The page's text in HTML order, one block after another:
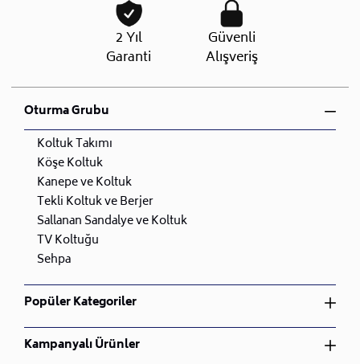
2 Yıl
Garanti
Güvenli
Alışveriş
Oturma Grubu
Koltuk Takımı
Köşe Koltuk
Kanepe ve Koltuk
Tekli Koltuk ve Berjer
Sallanan Sandalye ve Koltuk
TV Koltuğu
Sehpa
Popüler Kategoriler
Yatak Odası Takımı
Yemek Odası Takımı
Kampanyalı Ürünler